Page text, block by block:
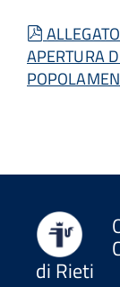
pdf
APERTURA
di Rieti